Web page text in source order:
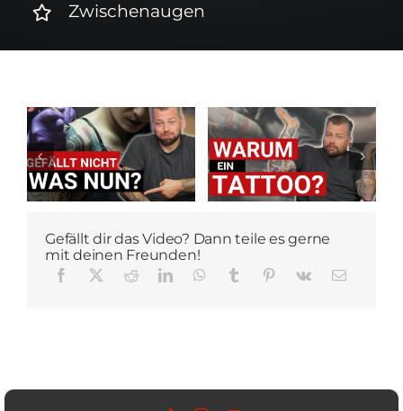
Zwischenaugen
Gefällt dir das Video? Dann teile es gerne
mit deinen Freunden!